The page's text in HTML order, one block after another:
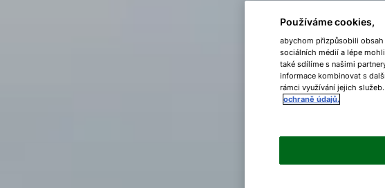
Používáme cookies,
abychom přizpůsobili obsah
sociálních médií a lépe
také sdílíme s našimi
informace kombinovat s
rámci využívání jejich
ochraně údajů.